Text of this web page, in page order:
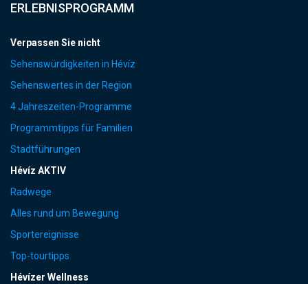
ERLEBNISPROGRAMM
Verpassen Sie nicht
Sehenswürdigkeiten in Hévíz
Sehenswertes in der Region
4 Jahreszeiten-Programme
Programmtipps für Familien
Stadtführungen
Hévíz AKTIV
Radwege
Alles rund um Bewegung
Sportereignisse
Top-tourtipps
Hévízer Wellness